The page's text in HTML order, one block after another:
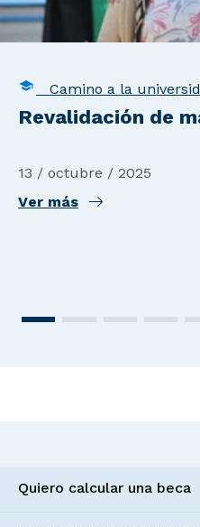
Camino a la
Revalidación de
13 / octubre / 2025
Ver más
Quiero calcular una beca